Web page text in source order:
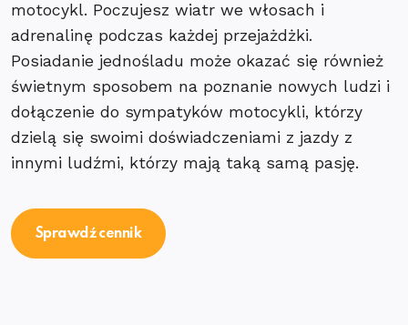
motocykl. Poczujesz wiatr we włosach i
adrenalinę podczas każdej przejażdżki.
Posiadanie jednośladu może okazać się również
świetnym sposobem na poznanie nowych ludzi i
dołączenie do sympatyków motocykli, którzy
dzielą się swoimi doświadczeniami z jazdy z
innymi ludźmi, którzy mają taką samą pasję.
Sprawdź cennik